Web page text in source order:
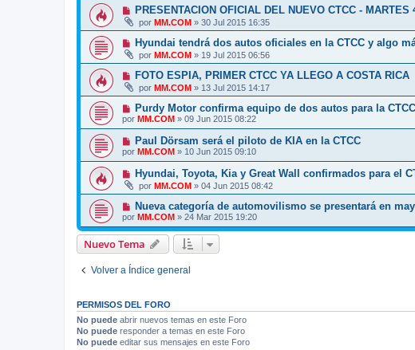
PRESENTACION OFICIAL DEL NUEVO CTCC - MARTES
por MM.COM » 30 Jul 2015 16:35
Hyundai tendrá dos autos oficiales en la CTCC y algo
por MM.COM » 19 Jul 2015 06:56
FOTO ESPIA, PRIMER CTCC YA LLEGO A COSTA RICA
por MM.COM » 13 Jul 2015 14:17
Purdy Motor confirma equipo de dos autos para la CTCC
por MM.COM » 09 Jun 2015 08:22
Paul Dörsam será el piloto de KIA en la CTCC
por MM.COM » 10 Jun 2015 09:10
Hyundai, Toyota, Kia y Great Wall confirmados para el
por MM.COM » 04 Jun 2015 08:42
Nueva categoría de automovilismo se presentará en
por MM.COM » 24 Mar 2015 19:20
Nuevo Tema
Volver a Índice general
PERMISOS DEL FORO
No puede abrir nuevos temas en este Foro
No puede responder a temas en este Foro
No puede editar sus mensajes en este Foro